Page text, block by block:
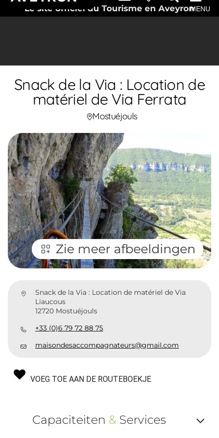
Le site officiel du Tourisme en AveyronMENU
Snack de la Via : Location de
matériel de Via Ferrata
Mostuéjouls
Zie meer afbeeldingen
Snack de la Via : Location de matériel de Via
Liaucous
12720 Mostuéjouls
+33 (0)6 79 72 88 75
maisondesaccompagnateurs@gmail.com
VOEG TOE AAN DE ROUTEBOEKJE
Capaciteiten &Services